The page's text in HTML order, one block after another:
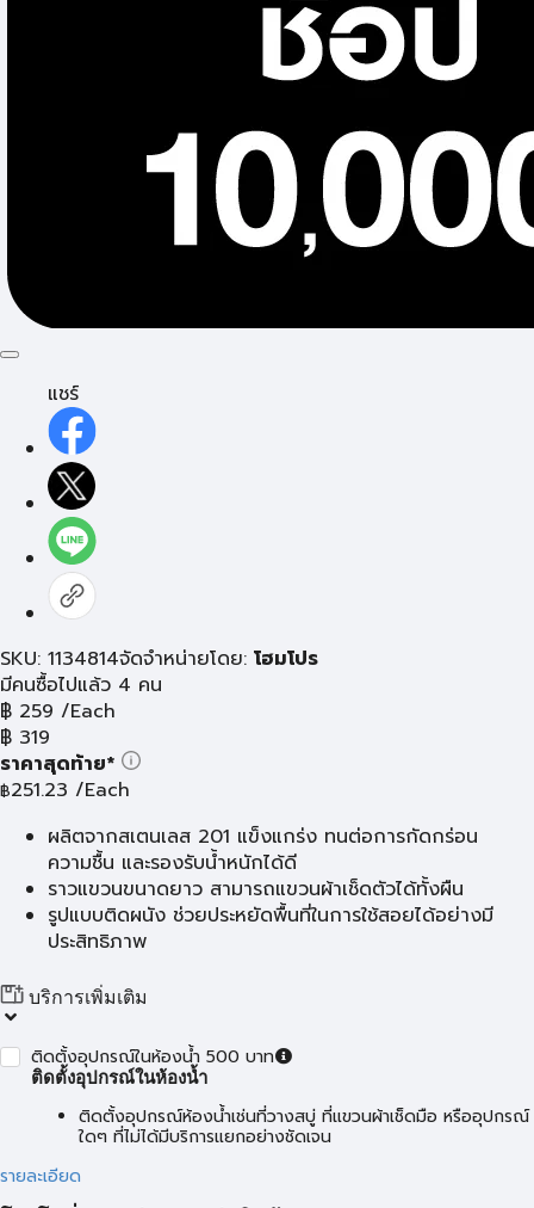
แชร์
SKU: 1134814จัดจำหน่ายโดย: โฮมโปร
มีคนซื้อไปแล้ว 4 คน
฿ 259 /Each
฿ 319
ราคาสุดท้าย*
฿251.23 /Each
ผลิตจากสเตนเลส 201 แข็งแกร่ง ทนต่อการกัดกร่อน
ความชื้น และรองรับน้ำหนักได้ดี
ราวแขวนขนาดยาว สามารถแขวนผ้าเช็ดตัวได้ทั้งผืน
รูปแบบติดผนัง ช่วยประหยัดพื้นที่ในการใช้สอยได้อย่างมี
ประสิทธิภาพ
บริการเพิ่มเติม
ติดตั้งอุปกรณ์ในห้องน้ำ 500 บาท
ติดตั้งอุปกรณ์ในห้องน้ำ
ติดตั้งอุปกรณ์ห้องน้ำเช่นที่วางสบู่ ที่แขวนผ้าเช็ดมือ หรืออุปกรณ์
ใดๆ ที่ไม่ได้มีบริการแยกอย่างชัดเจน
รายละเอียด